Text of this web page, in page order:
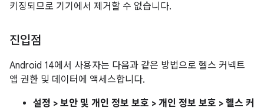
키징되므로 기기에서 제거할 수 없습니다.
진입점
Android 14에서 사용자는 다음과 같은 방법으로 헬스 커넥트
앱 권한 및 데이터에 액세스합니다.
설정 > 보안 및 개인 정보 보호 > 개인 정보 보호 > 헬스 커